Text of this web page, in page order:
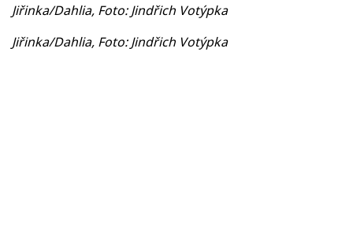
Jiřinka/Dahlia, Foto: Jindřich Votýpka
Jiřinka/Dahlia, Foto: Jindřich Votýpka